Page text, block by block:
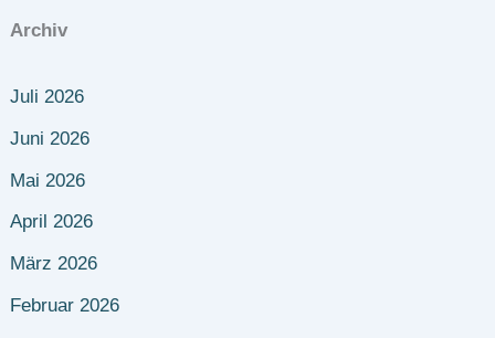
Archiv
Juli 2026
Juni 2026
Mai 2026
April 2026
März 2026
Februar 2026